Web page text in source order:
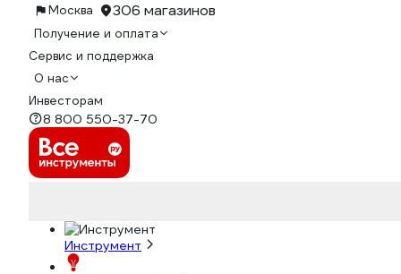
Москва 306 магазинов
Получение и оплата
Сервис и поддержка
О нас
Инвесторам
8 800 550-37-70
Инструмент